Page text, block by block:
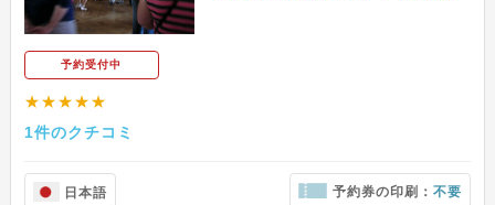
予約受付中
★★★★★
1件のクチコミ
日本語 予約券の印刷：不要